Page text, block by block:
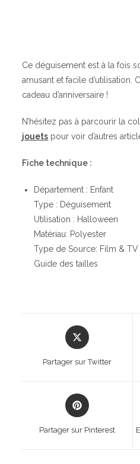
Ce déguisement est à la fois
amusant et facile d’utilisation.
cadeau d’anniversaire !
N’hésitez pas à parcourir la
jouets pour voir d’autres
Fiche technique :
Département : Enfant
Type : Déguisement
Utilisation : Halloween
Matériau: Polyester
Type de Source: Film & TV
Guide des tailles
Opens
in
new
Partager sur Twitter
Opens
in
Partager sur Pinterest